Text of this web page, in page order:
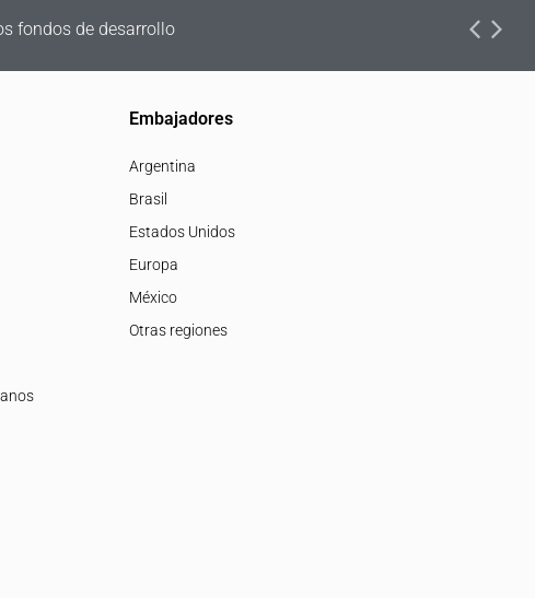
fondos de desarrollo
Embajadores
Argentina
Brasil
Estados Unidos
Europa
México
Otras regiones